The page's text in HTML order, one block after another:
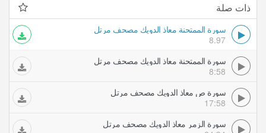
ذات صلة
سورة الممتحنة معاذ الدويك مصحف مرتل
8.97
سورة الممتحنة معاذ الدويك مصحف مرتل
8:58
سورة ص معاذ الدويك مصحف مرتل
17:58
سورة الزمر معاذ الدويك مصحف مرتل